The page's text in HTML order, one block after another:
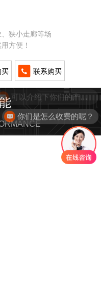
狭小走廊等场
方便！
买 联系购买
你们是怎么收费的呢？